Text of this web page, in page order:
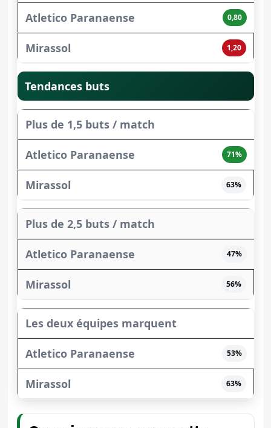
0,80
1,20
Tendances buts
Plus de 1,5 buts / match
71%
63%
Plus de 2,5 buts / match
47%
56%
Les deux équipes marquent
53%
63%